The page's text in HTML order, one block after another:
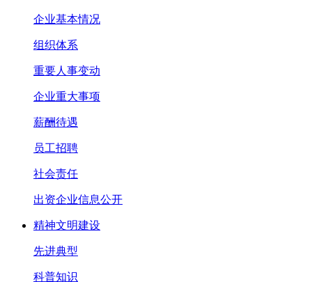
企业基本情况
组织体系
重要人事变动
企业重大事项
薪酬待遇
员工招聘
社会责任
出资企业信息公开
精神文明建设
先进典型
科普知识